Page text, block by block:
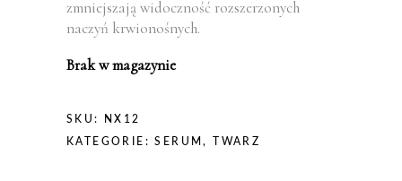
zmniejszają widoczność rozszerzonych
naczyń krwionośnych.
Brak w magazynie
SKU: NX12
KATEGORIE:SERUM, TWARZ